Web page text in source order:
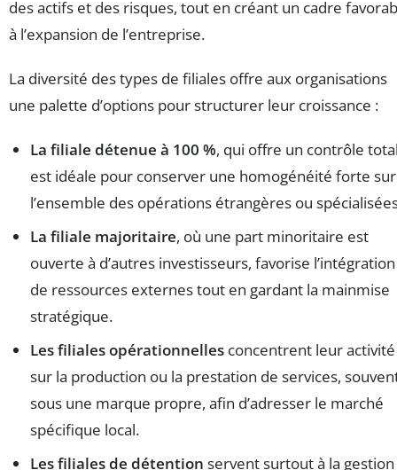
des actifs et des risques, tout en créant un cadre
à l’expansion de l’entreprise.
La diversité des types de filiales offre aux organisations
une palette d’options pour structurer leur croissance :
La filiale détenue à 100 %, qui offre un contrôle
est idéale pour conserver une homogénéité forte sur
l’ensemble des opérations étrangères ou
La filiale majoritaire, où une part minoritaire est
ouverte à d’autres investisseurs, favorise l’intégration
de ressources externes tout en gardant la mainmise
stratégique.
Les filiales opérationnelles concentrent leur activité
sur la production ou la prestation de services,
sous une marque propre, afin d’adresser le marché
spécifique local.
Les filiales de détention servent surtout à la gestion